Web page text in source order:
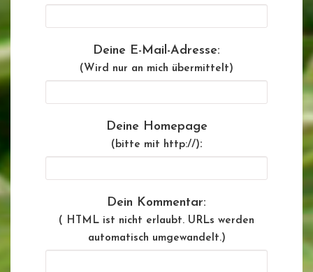
Deine E-Mail-Adresse:
(Wird nur an mich übermittelt)
Deine Homepage
(bitte mit http://):
Dein Kommentar:
( HTML ist nicht erlaubt. URLs werden
automatisch umgewandelt.)